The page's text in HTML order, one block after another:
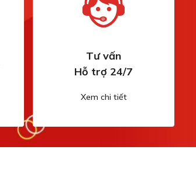
Tư vấn
Hỗ trợ 24/7
Xem chi tiết